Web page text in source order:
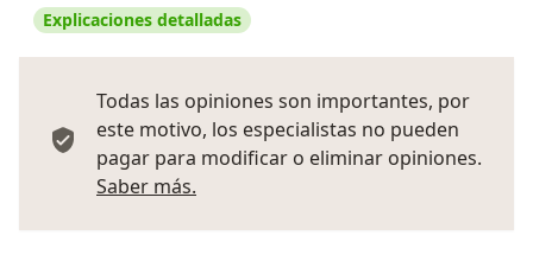
Explicaciones detalladas
Todas las opiniones son importantes, por
este motivo, los especialistas no pueden
pagar para modificar o eliminar opiniones.
Saber más.